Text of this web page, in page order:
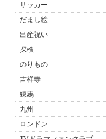
サッカー
だまし絵
出産祝い
探検
のりもの
吉祥寺
練馬
九州
ロンドン